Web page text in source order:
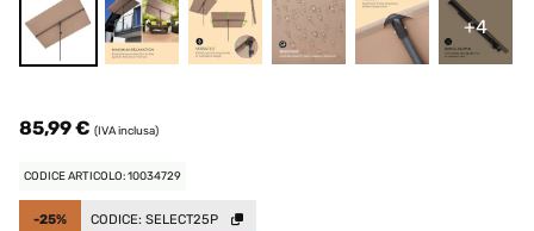
+4
85,99 € (IVA inclusa)
CODICE ARTICOLO: 10034729
-25% CODICE: SELECT25P